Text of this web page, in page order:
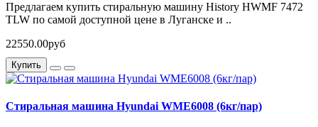
Предлагаем купить стиральную машину History HWMF 7472
TLW по самой доступной цене в Луганске и ..
22550.00руб
Купить
Стиральная машина Hyundai WME6008 (6кг/пар)